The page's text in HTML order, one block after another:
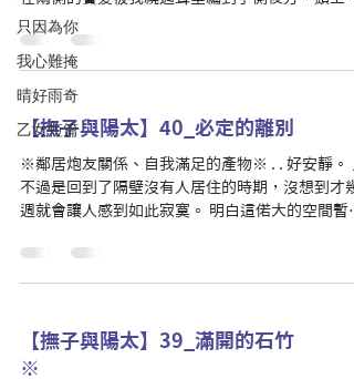
只因為你
我心難掩
晴好雨奇
乙女短篇
著我為了今天特別挑選的飾品。 雖然頭飾的造型
點不符合季節，是一叢充滿夏季風情的藍色桔梗撫
子，但不管季節感的話還是想在萬聖節用自己喜...
【撫子與陽太】40_必定的離別
※鄰居炮友關係、自我滿足的產物※ . . 好安靜。
不過是回到了隔壁沒有人居住的時期，沒想到才幾
週就會讓人感到如此寂寞。 明白這偌大的空間暫
事情發展得太快，幾乎是一個意外便宣告維持將近
一年的日常就此結束。...
【撫子與陽太】39_滿開的石竹
※